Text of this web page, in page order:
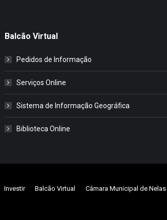
Balcão Virtual
Pedidos de Informação
Serviços Online
Sistema de Informação Geográfica
Biblioteca Online
Investir Balcão Virtual Câmara Municipal de Nelas